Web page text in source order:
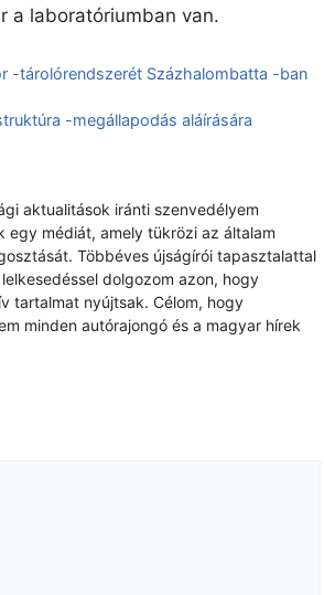
a laboratóriumban van.
-tárolórendszerét Százhalombatta -ban
-megállapodás aláírására
aktualitások iránti szenvedélyem
médiát, amely tükrözi az általam
Többéves újságírói tapasztalattal
dolgozom azon, hogy
tartalmat nyújtsak. Célom, hogy
minden autórajongó és a magyar hírek